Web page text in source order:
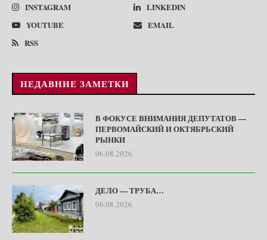
INSTAGRAM
LINKEDIN
YOUTUBE
EMAIL
RSS
НЕДАВНИЕ ЗАМЕТКИ
В ФОКУСЕ ВНИМАНИЯ ДЕПУТАТОВ —
ПЕРВОМАЙСКИЙ И ОКТЯБРЬСКИЙ
РЫНКИ
06.08.2026
ДЕЛО — ТРУБА…
06.08.2026